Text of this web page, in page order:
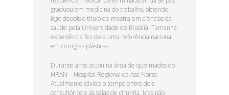
graduou em medicina do trabalho, obtendo
logo depois o titulo de mestra em ciências da
saúde pela Universidade de Brasília. Tamanha
experiência fez dela uma referência nacional
em cirurgias plásticas.
Durante anos atuou na área de queimados do
HRAN – Hospital Regional da Asa Norte.
Atualmente divide o tempo entre dois
consultórios e as salas de cirurgia. Mas não